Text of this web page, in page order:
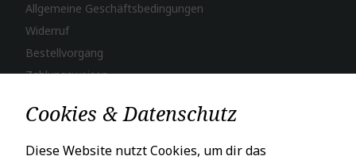
Allgemeine Geschäftsbedingungen
Widerruf
Bestellvorgang
Zahlungsweisen
LADENÖFFNUNGSZEITEN
Cookies & Datenschutz
Diese Website nutzt Cookies, um dir das